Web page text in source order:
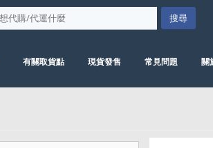
有關取貨點 現貨發售 常見問題 關